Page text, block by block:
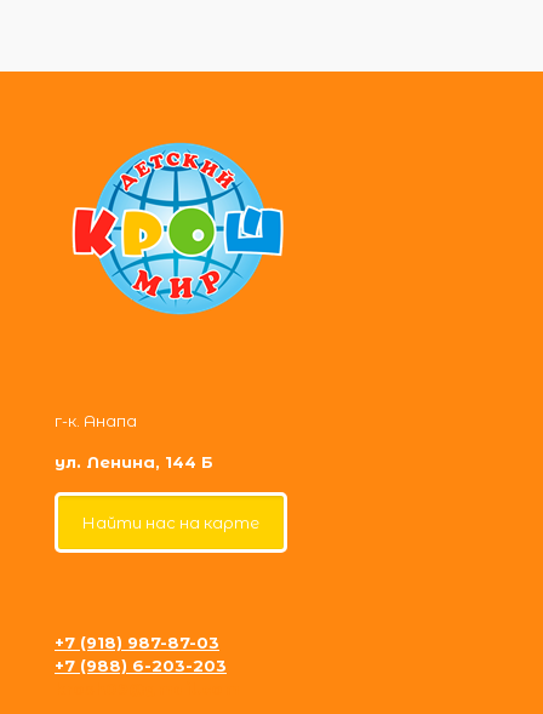
г-к. Анапа
ул. Ленина, 144 Б
Найти нас на карте
+7 (918) 987-87-03
+7 (988) 6-203-203